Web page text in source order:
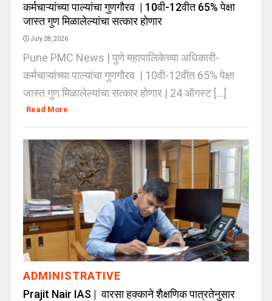
कर्मचाऱ्यांच्या पाल्यांचा गुणगौरव | 10वी-12वीत 65% पेक्षा
जास्त गुण मिळालेल्यांचा सत्कार होणार
July 28, 2026
Pune PMC News | पुणे महापालिकेच्या अधिकारी-
कर्मचाऱ्यांच्या पाल्यांचा गुणगौरव | 10वी-12वीत 65% पेक्षा
जास्त गुण मिळालेल्यांचा सत्कार होणार | 24 ऑगस्ट [...]
Read More
ADMINISTRATIVE
Prajit Nair IAS | वारसा हक्काने शैक्षणिक पात्रतेनुसार